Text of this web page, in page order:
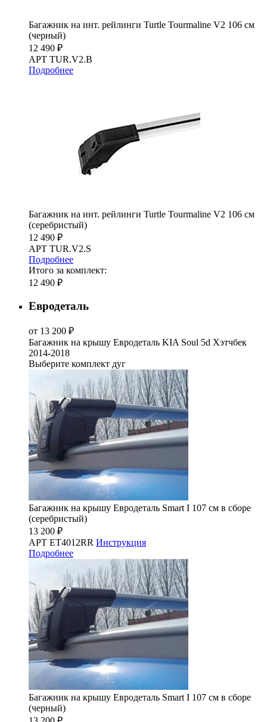
Багажник на инт. рейлинги Turtle Tourmaline V2 106 см
(черный)
12 490 ₽
АРТ TUR.V2.B
Подробнее
Багажник на инт. рейлинги Turtle Tourmaline V2 106 см
(серебристый)
12 490 ₽
АРТ TUR.V2.S
Подробнее
Итого за комплект:
12 490 ₽
Евродеталь
от 13 200 ₽
Багажник на крышу Евродеталь KIA Soul 5d Хэтчбек
2014-2018
Выберите комплект дуг
Багажник на крышу Евродеталь Smart I 107 см в сборе
(серебристый)
13 200 ₽
АРТ ET4012RR Инструкция
Подробнее
Багажник на крышу Евродеталь Smart I 107 см в сборе
(черный)